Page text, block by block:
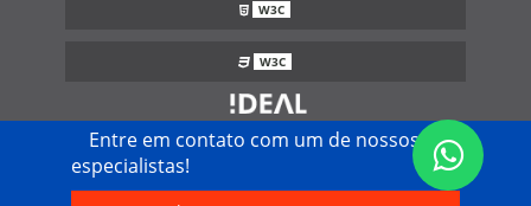
Entre em contato com um de nossos
especialistas!
W3C
W3C